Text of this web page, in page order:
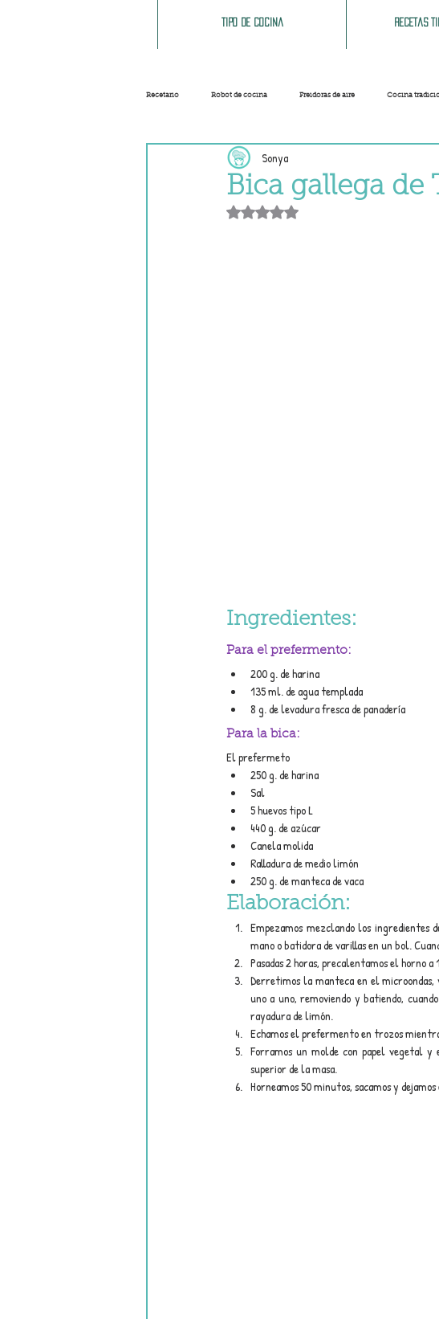
Recetas
Tipo de cocina
Recetario Robot de cocina Freidoras de aire Cocina
Sopas y cremas
Bica gallega de
Sonya
Obtuvo NaN de 5 estrellas.
Ingredientes:
Para el prefermento:
200 g. de harina
135 ml. de agua templada
8 g. de levadura fresca de panadería
Para la bica:
El prefermeto
250 g. de harina
Sal
5 huevos tipo L
440 g. de azúcar
Canela molida
Ralladura de medio limón
250 g. de manteca de vaca
Elaboración:
Empezamos mezclando los ingredientes
mano o batidora de varillas en un bol.
Pasadas 2 horas, precalentamos el horno a
Derretimos la manteca en el
uno a uno, removiendo y batiendo,
rayadura de limón.
Echamos el prefermento en trozos
Forramos un molde con papel vegetal
superior de la masa.
Horneamos 50 minutos, sacamos y